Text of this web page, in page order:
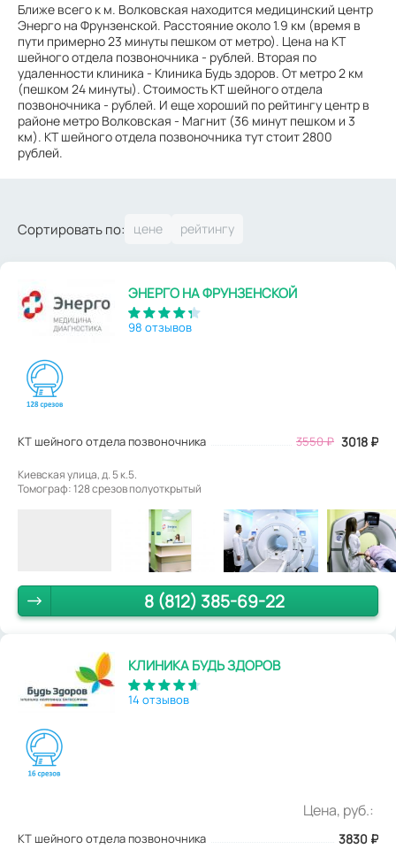
Ближе всего к м. Волковская находится медицинский центр
Энерго на Фрунзенской. Расстояние около 1.9 км (время в
пути примерно 23 минуты пешком от метро). Цена на КТ
шейного отдела позвоночника - рублей. Вторая по
удаленности клиника - Клиника Будь здоров. От метро 2 км
(пешком 24 минуты). Стоимость КТ шейного отдела
позвоночника - рублей. И еще хороший по рейтингу центр в
районе метро Волковская - Магнит (36 минут пешком и 3
км). КТ шейного отдела позвоночника тут стоит 2800
рублей.
Сортировать по:
ЭНЕРГО НА ФРУНЗЕНСКОЙ
98 отзывов
КТ шейного отдела позвоночника 3550₽ 3018 ₽
Киевская улица, д. 5 к.5.
Томограф: 128 срезов полуоткрытый
8 (812) 385-69-22
КЛИНИКА БУДЬ ЗДОРОВ
14 отзывов
Цена, руб.:
КТ шейного отдела позвоночника 3830 ₽